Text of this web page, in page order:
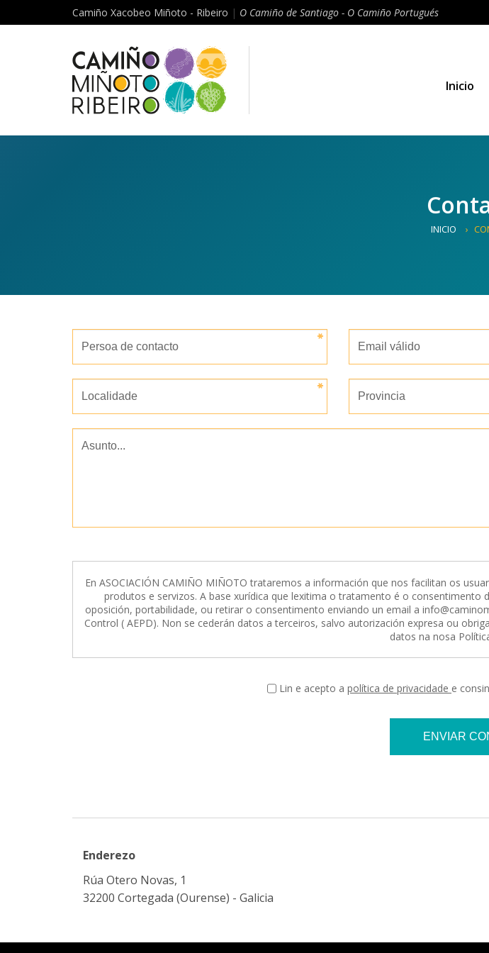
Camiño Xacobeo Miñoto - Ribeiro | O Camiño de Santiago - O Camiño Portugués
Inicio
INICIO
En ASOCIACIÓN CAMIÑO MIÑOTO trataremos a información que nos facilitan os
produtos e servizos. A base xurídica que lexitima o tratamento é o
oposición, portabilidade, ou retirar o consentimento enviando un email a
Control ( AEPD). Non se cederán datos a terceiros, salvo autorización expresa ou
datos na nosa
Lin e acepto a política de privacidade e
Enderezo
Rúa Otero Novas, 1
32200 Cortegada (Ourense) - Galicia